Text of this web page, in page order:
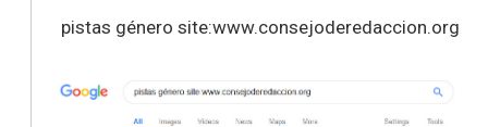
pistas género site:www.consejoderedaccion.org